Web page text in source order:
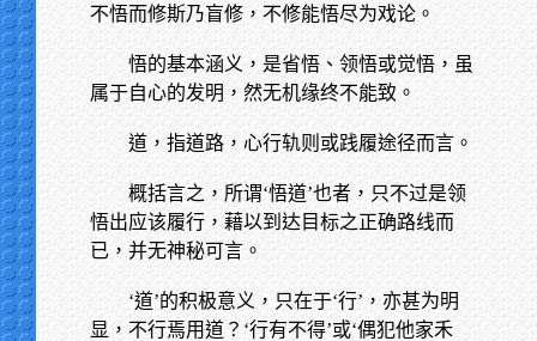
不悟而修斯乃盲修，不修能悟尽为戏论。
悟的基本涵义，是省悟、领悟或觉悟，虽
属于自心的发明，然无机缘终不能致。
道，指道路，心行轨则或践履途径而言。
概括言之，所谓‘悟道’也者，只不过是领
悟出应该履行，藉以到达目标之正确路线而
已，并无神秘可言。
‘道’的积极意义，只在于‘行’，亦甚为明
显，不行焉用道？‘行有不得’或‘偶犯他家禾